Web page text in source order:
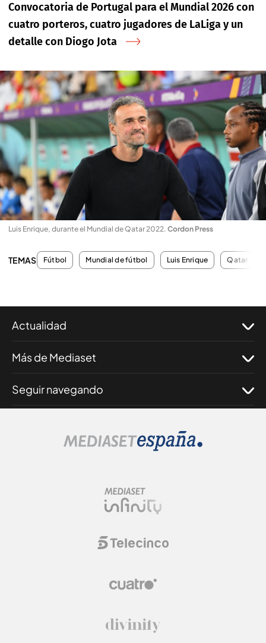
Convocatoria de Portugal para el Mundial 2026 con
cuatro porteros, cuatro jugadores de LaLiga y un
detalle con Diogo Jota
Luis Enrique, durante el Mundial de Qatar 2022. Cordon Press
TEMAS Fútbol Mundial de fútbol Luis Enrique Qatar
Actualidad
Más de Mediaset
Seguir navegando